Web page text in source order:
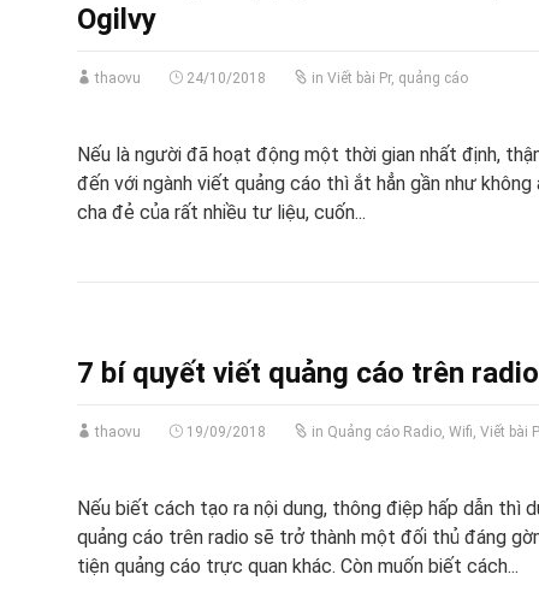
Ogilvy
thaovu 24/10/2018 in Viết bài Pr, quảng cáo
Nếu là người đã hoạt động một thời gian nhất định,
đến với ngành viết quảng cáo thì ắt hẳn gần như không
cha đẻ của rất nhiều tư liệu, cuốn...
7 bí quyết viết quảng cáo trên
thaovu 19/09/2018 in Quảng cáo Radio, Wifi, Viết bài
Nếu biết cách tạo ra nội dung, thông điệp hấp dẫn thì
quảng cáo trên radio sẽ trở thành một đối thủ đáng
tiện quảng cáo trực quan khác. Còn muốn biết cách...